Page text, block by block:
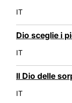
IT
Dio sceglie i
IT
Il Dio delle
IT